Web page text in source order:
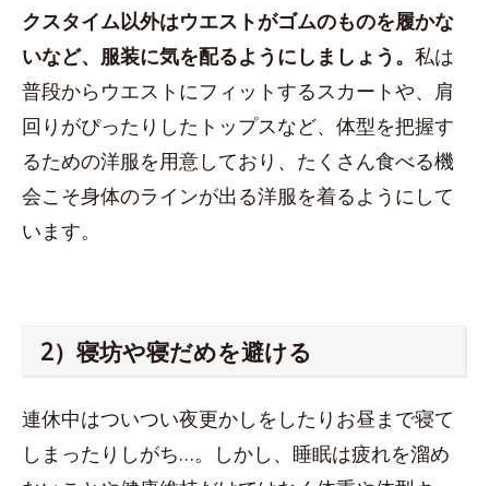
クスタイム以外はウエストがゴムのものを履かな
いなど、服装に気を配るようにしましょう。 私は
普段からウエストにフィットするスカートや、肩
回りがぴったりしたトップスなど、体型を把握す
るための洋服を用意しており、たくさん食べる機
会こそ身体のラインが出る洋服を着るようにして
います。
2）寝坊や寝だめを避ける
連休中はついつい夜更かしをしたりお昼まで寝て
しまったりしがち…。しかし、睡眠は疲れを溜め